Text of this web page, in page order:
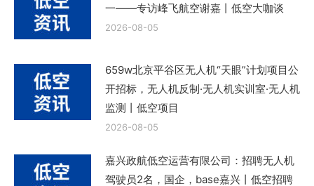
一——专访峰飞航空谢嘉丨低空大咖谈
2026-08-05
659w北京平谷区无人机“天眼”计划项目公
开招标，无人机反制·无人机实训室·无人机
监测丨低空项目
2026-08-05
嘉兴政航低空运营有限公司：招聘无人机
驾驶员2名，国企，base嘉兴丨低空招聘